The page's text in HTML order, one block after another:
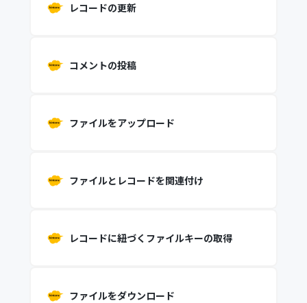
レコードの更新
コメントの投稿
ファイルをアップロード
ファイルとレコードを関連付け
レコードに紐づくファイルキーの取得
ファイルをダウンロード